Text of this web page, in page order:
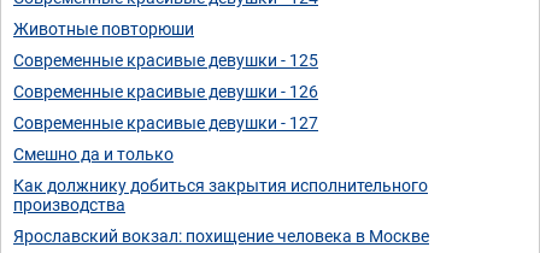
Животные повторюши
Современные красивые девушки - 125
Современные красивые девушки - 126
Современные красивые девушки - 127
Смешно да и только
Как должнику добиться закрытия исполнительного
производства
Ярославский вокзал: похищение человека в Москве